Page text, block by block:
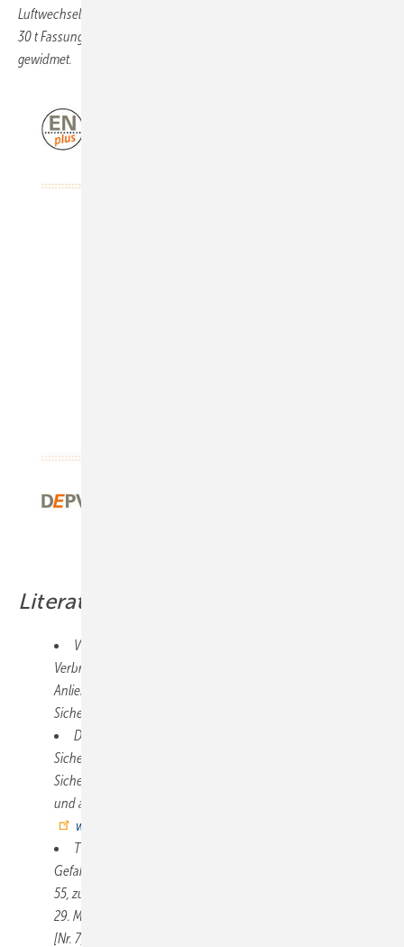
Luftwechselrate hinausgeht). Besonders großen Lagern mit mehr als
30 t ­Fassungsvermögen wurde in der DEPI-Broschüre das ­Kapitel 8
gewidmet.
Literatur
VDI-Richtlinie 3464 „Lagerung von Holzpellets beim
Verbraucher – Anforderungen an Lager sowie Herstellung und
Anlieferung der Pellets unter Gesundheits- und
Sicherheitsaspekten“. Beuth Verlag, Berlin.
DIN EN ISO 20023:2019-04 „Biogene Festbrennstoffe –
Sicherheit von Pellets aus biogenen Festbrennstoffen –
Sicherer Umgang und Lagerung von Holzpellets in häuslichen
und anderen kleinen Feuerstätten“. Beuth Verlag, Berlin.
www.beuth.de
TRGS 900 Arbeitsplatzgrenzwerte: Technische Regel für
Gefahrstoffe, Ausgabe: Januar 2006. BArBl. Heft 1/2006 S. 41-
55, zuletzt geändert und ergänzt: GMBl 2019 S. 117–119 vom
29. März 2019
[Nr. 7]. Bundesanstalt für Arbeitsschutz und Arbeitsmedizin